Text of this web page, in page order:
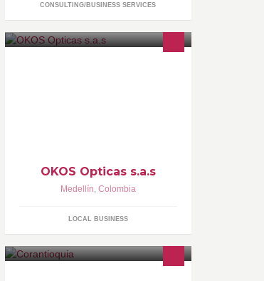
CONSULTING/BUSINESS SERVICES
OKOS Opticas s.a.s
Medellín, Colombia
LOCAL BUSINESS